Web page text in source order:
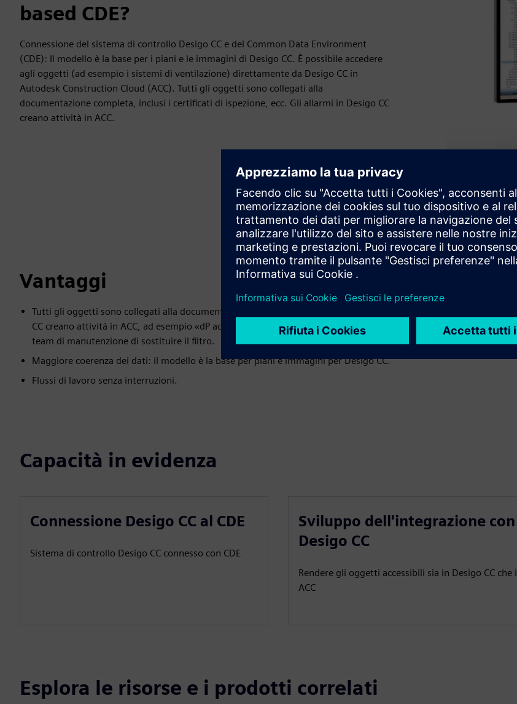
based CDE?
Connessione del sistema di controllo Desigo CC e del Common Data Environment
(CDE): Il modello è la base per i piani e le immagini di Desigo CC. È possibile accedere
agli oggetti (ad esempio i sistemi di ventilazione) direttamente da Desigo CC in
Autodesk Construction Cloud (ACC). Tutti gli oggetti sono collegati alla
documentazione completa, inclusi i certificati di ispezione, ecc. Gli allarmi in Desigo CC
creano attività in ACC.
Vantaggi
Tutti gli oggetti sono collegati alla documentazione completa, inclusi i certificati di ispezione, ecc. Gli allarmi in
CC creano attività in ACC, ad esempio «dP across Filter high», creerà un'attività in Autodesk ACC per consentire al
team di manutenzione di sostituire il filtro.
Maggiore coerenza dei dati: il modello è la base per piani e immagini per Desigo CC.
Flussi di lavoro senza interruzioni.
Capacità in evidenza
Connessione Desigo CC al CDE
Sistema di controllo Desigo CC connesso con CDE
Sviluppo dell'integrazione con
Desigo CC
Rendere gli oggetti accessibili sia in Desigo CC che
ACC
Esplora le risorse e i prodotti correlati